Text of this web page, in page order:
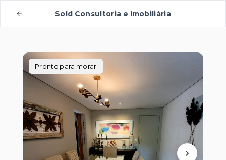
Sold Consultoria e Imobiliária
Pronto para morar